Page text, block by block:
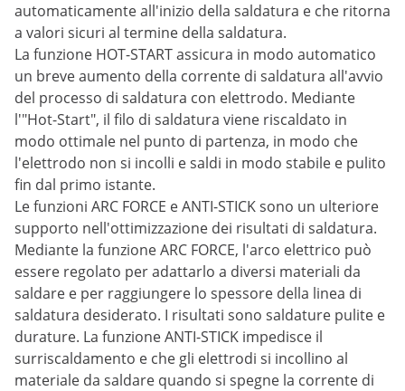
automaticamente all'inizio della saldatura e che ritorna
a valori sicuri al termine della saldatura.
La funzione HOT-START assicura in modo automatico
un breve aumento della corrente di saldatura all'avvio
del processo di saldatura con elettrodo. Mediante
l'"Hot-Start", il filo di saldatura viene riscaldato in
modo ottimale nel punto di partenza, in modo che
l'elettrodo non si incolli e saldi in modo stabile e pulito
fin dal primo istante.
Le funzioni ARC FORCE e ANTI-STICK sono un ulteriore
supporto nell'ottimizzazione dei risultati di saldatura.
Mediante la funzione ARC FORCE, l'arco elettrico può
essere regolato per adattarlo a diversi materiali da
saldare e per raggiungere lo spessore della linea di
saldatura desiderato. I risultati sono saldature pulite e
durature. La funzione ANTI-STICK impedisce il
surriscaldamento e che gli elettrodi si incollino al
materiale da saldare quando si spegne la corrente di